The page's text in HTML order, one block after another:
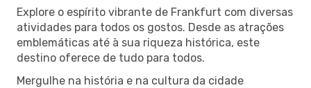
Explore o espírito vibrante de Frankfurt com diversas
atividades para todos os gostos. Desde as atrações
emblemáticas até à sua riqueza histórica, este
destino oferece de tudo para todos.
Mergulhe na história e na cultura da cidade